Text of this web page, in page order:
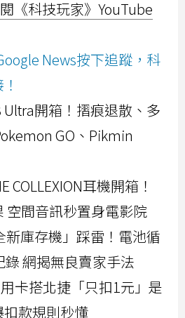
《科技玩家》YouTube
News按下追蹤，科
Ultra開箱！摺痕退散、多
GO、Pikmin
COLLEXION耳機開箱！
空間音訊秒置身電影院
新庫存機」踩雷！電池循
網揭無良賣家手法
卡搭北捷「只扣1元」是
款規則秒懂